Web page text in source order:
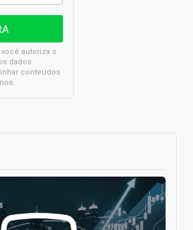
autoriza o
dados
conteúdos